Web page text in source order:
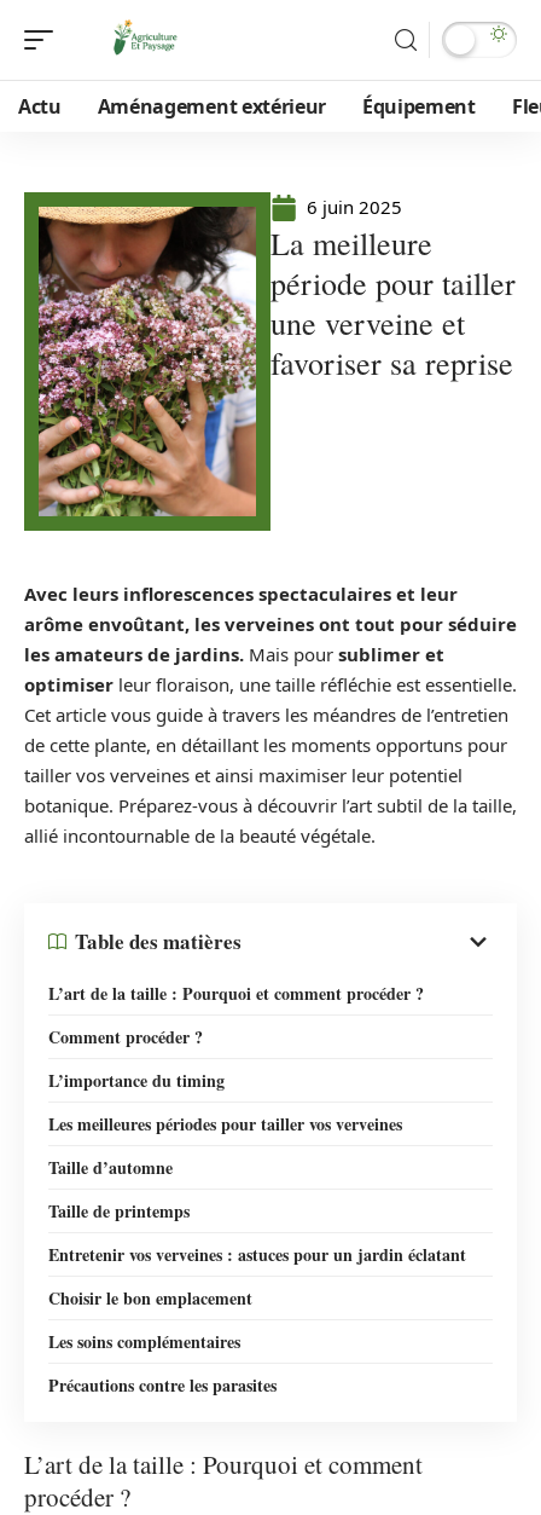
Actu Aménagement extérieur Équipement
6 juin 2025
La meilleure
période pour tailler
une verveine et
favoriser sa reprise
Avec leurs inflorescences spectaculaires et leur
arôme envoûtant, les verveines ont tout pour séduire
les amateurs de jardins. Mais pour sublimer et
optimiser leur floraison, une taille réfléchie est essentielle.
Cet article vous guide à travers les méandres de l’entretien
de cette plante, en détaillant les moments opportuns pour
tailler vos verveines et ainsi maximiser leur potentiel
botanique. Préparez-vous à découvrir l’art subtil de la taille,
allié incontournable de la beauté végétale.
Table des matières
L’art de la taille : Pourquoi et comment procéder ?
Comment procéder ?
L’importance du timing
Les meilleures périodes pour tailler vos verveines
Taille d’automne
Taille de printemps
Entretenir vos verveines : astuces pour un jardin éclatant
Choisir le bon emplacement
Les soins complémentaires
Précautions contre les parasites
L’art de la taille : Pourquoi et comment
procéder ?